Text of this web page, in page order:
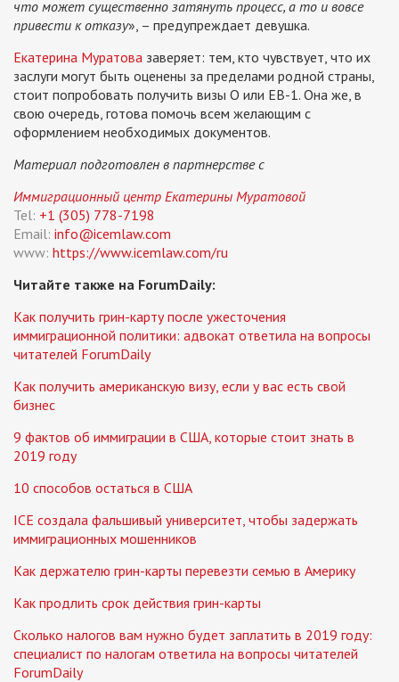
что может существенно затянуть процесс, а то и вовсе
привести к отказу», – предупреждает девушка.
Екатерина Муратова заверяет: тем, кто чувствует, что их
заслуги могут быть оценены за пределами родной страны,
стоит попробовать получить визы О или ЕВ-1. Она же, в
свою очередь, готова помочь всем желающим с
оформлением необходимых документов.
Материал подготовлен в партнерстве с
Иммиграционный центр Екатерины Муратовой
Tel: +1 (305) 778-7198
Email: info@icemlaw.com
www: https://www.icemlaw.com/ru
Читайте также на ForumDaily:
Как получить грин-карту после ужесточения
иммиграционной политики: адвокат ответила на вопросы
читателей ForumDaily
Как получить американскую визу, если у вас есть свой
бизнес
9 фактов об иммиграции в США, которые стоит знать в
2019 году
10 способов остаться в США
ICE создала фальшивый университет, чтобы задержать
иммиграционных мошенников
Как держателю грин-карты перевезти семью в Америку
Как продлить срок действия грин-карты
Сколько налогов вам нужно будет заплатить в 2019 году:
специалист по налогам ответила на вопросы читателей
ForumDaily